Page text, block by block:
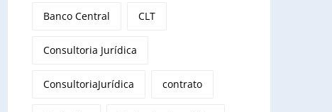
Banco Central CLT
Consultoria Jurídica
ConsultoriaJurídica contrato